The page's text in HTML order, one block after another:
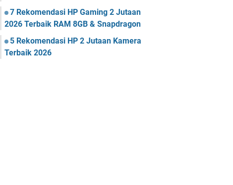
7 Rekomendasi HP Gaming 2 Jutaan
2026 Terbaik RAM 8GB & Snapdragon
5 Rekomendasi HP 2 Jutaan Kamera
Terbaik 2026